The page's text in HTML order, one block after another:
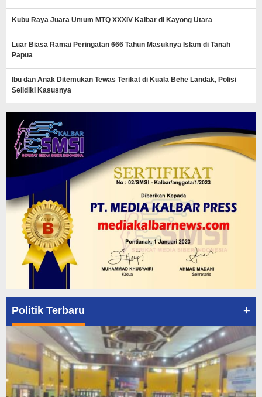
Kubu Raya Juara Umum MTQ XXXIV Kalbar di Kayong Utara
Luar Biasa Ramai Peringatan 666 Tahun Masuknya Islam di Tanah
Papua
Ibu dan Anak Ditemukan Tewas Terikat di Kuala Behe Landak, Polisi
Selidiki Kasusnya
Politik Terbaru +